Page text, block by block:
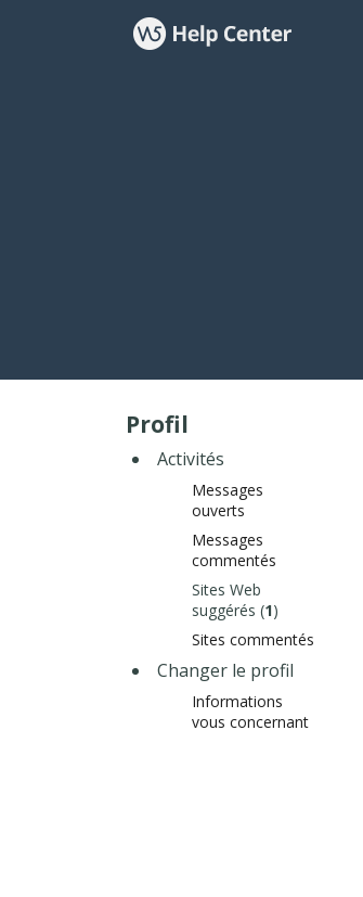
Profil
Activités
Messages
ouverts
Messages
commentés
Sites Web
suggérés (1)
Sites commentés
Changer le profil
Informations
vous concernant